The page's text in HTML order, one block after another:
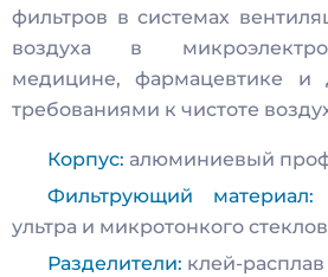
фильтров в системах
воздуха в
медицине, фармацевтике и
требованиями к чистоте
Корпус: алюминиевый
Фильтрующий материал:
ультра и микротонкого
Разделители: клей-расплав